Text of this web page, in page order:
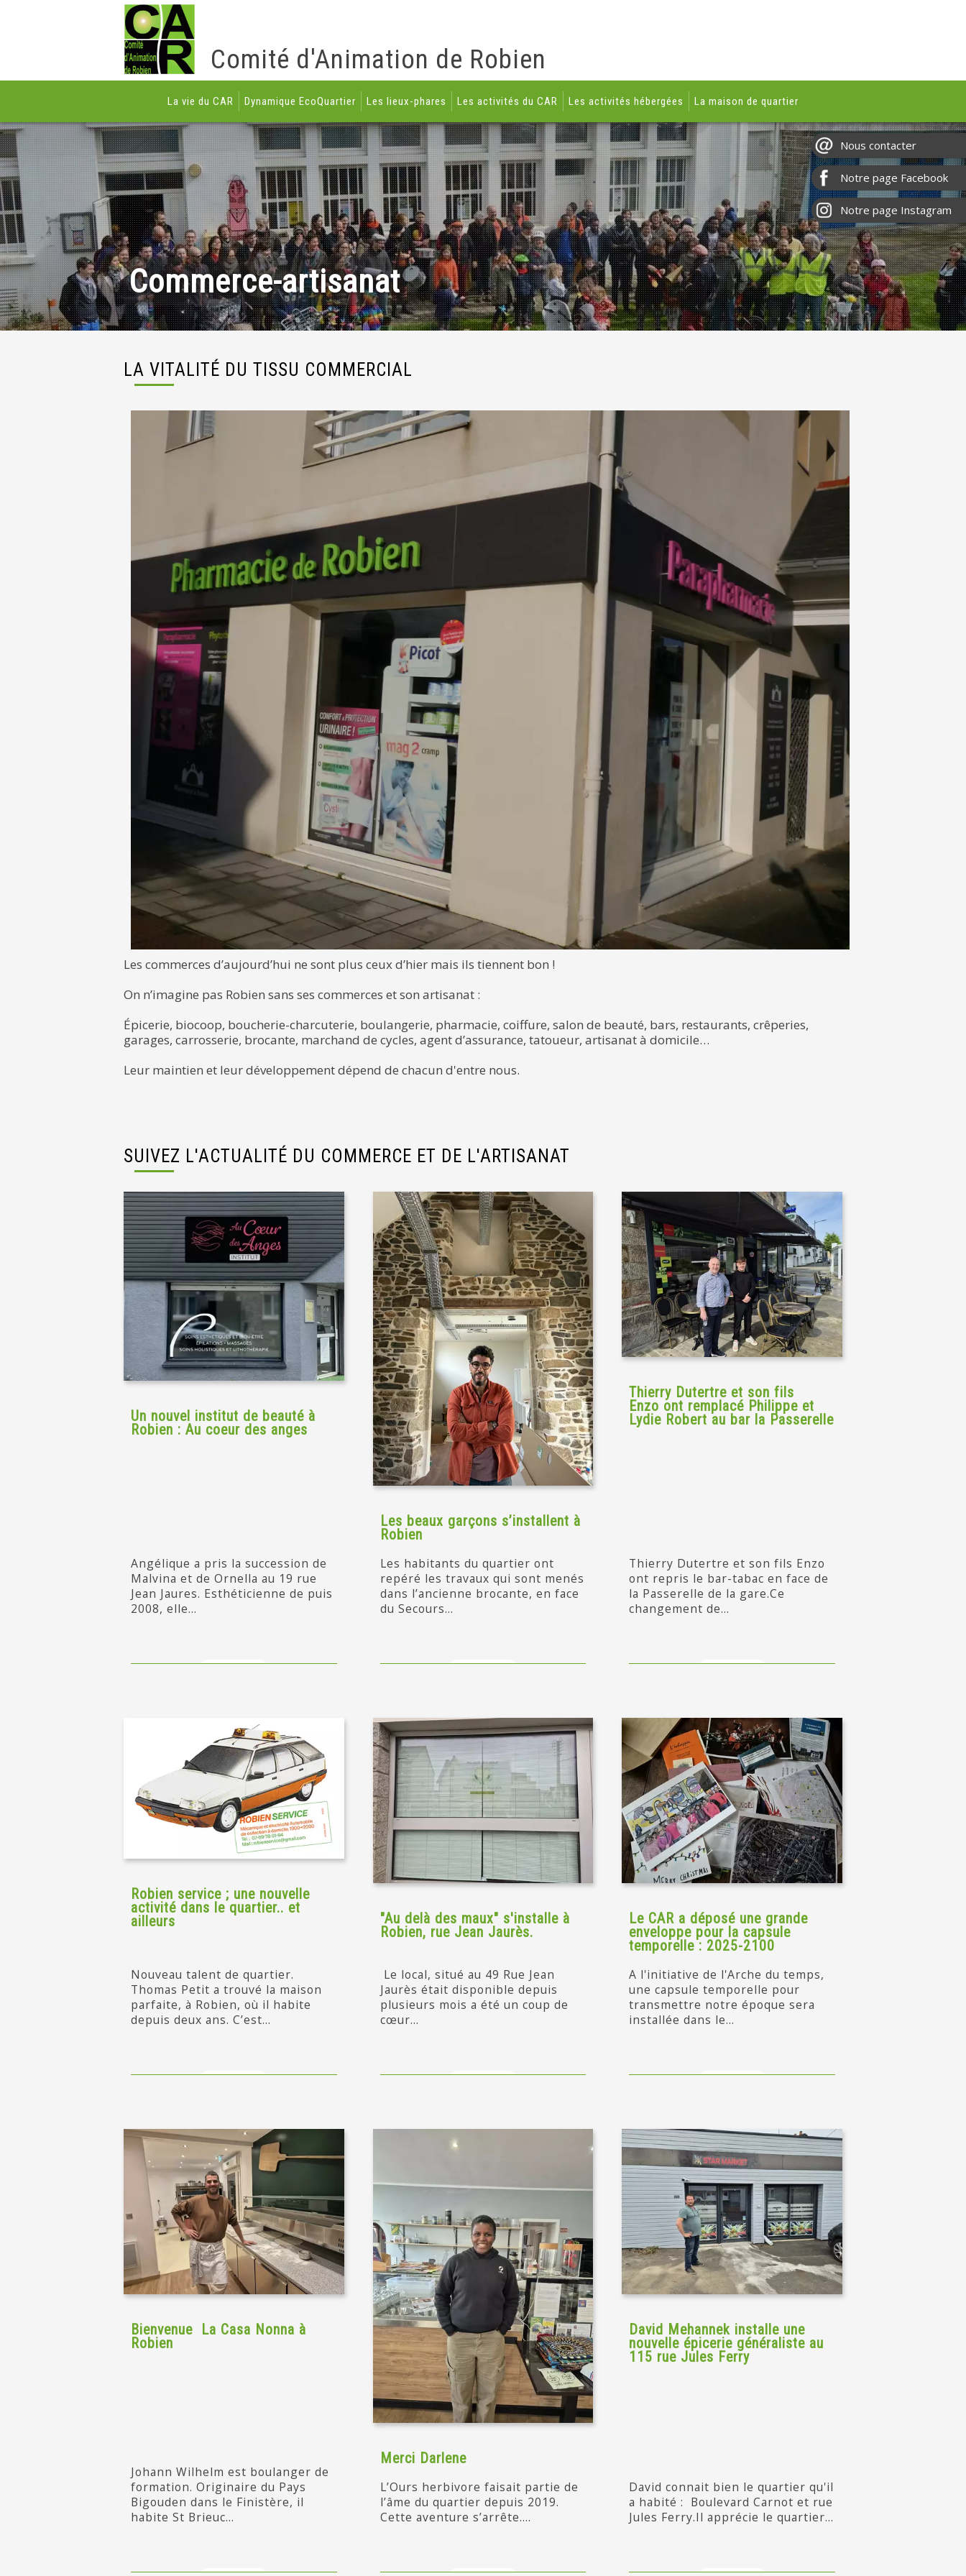
Comité d'Animation de Robien
La vie du CAR Dynamique EcoQuartier Les lieux-phares Les activités du CAR Les activités hébergées La maison de quartier
Commerce-artisanat
LA VITALITÉ DU TISSU COMMERCIAL
Les commerces d’aujourd’hui ne sont plus ceux d’hier mais ils tiennent bon !
On n’imagine pas Robien sans ses commerces et son artisanat :
Épicerie, biocoop, boucherie-charcuterie, boulangerie, pharmacie, coiffure, salon de beauté, bars, restaurants, crêperies,
garages, carrosserie, brocante, marchand de cycles, agent d’assurance, tatoueur, artisanat à domicile…
Leur maintien et leur développement dépend de chacun d'entre nous.
SUIVEZ L'ACTUALITÉ DU COMMERCE ET DE L'ARTISANAT
Un nouvel institut de beauté à
Robien : Au coeur des anges
Angélique a pris la succession de
Malvina et de Ornella au 19 rue
Jean Jaures. Esthéticienne de puis
2008, elle...
Les beaux garçons s’installent à
Robien
Les habitants du quartier ont
repéré les travaux qui sont menés
dans l’ancienne brocante, en face
du Secours...
Thierry Dutertre et son fils
Enzo ont remplacé Philippe et
Lydie Robert au bar la Passerelle
Thierry Dutertre et son fils Enzo
ont repris le bar-tabac en face de
la Passerelle de la gare.Ce
changement de...
Robien service ; une nouvelle
activité dans le quartier.. et
ailleurs
Nouveau talent de quartier.
Thomas Petit a trouvé la maison
parfaite, à Robien, où il habite
depuis deux ans. C’est...
"Au delà des maux" s'installe à
Robien, rue Jean Jaurès.
Le local, situé au 49 Rue Jean
Jaurès était disponible depuis
plusieurs mois a été un coup de
cœur...
Le CAR a déposé une grande
enveloppe pour la capsule
temporelle : 2025-2100
A l'initiative de l'Arche du temps,
une capsule temporelle pour
transmettre notre époque sera
installée dans le...
Bienvenue La Casa Nonna à
Robien
Johann Wilhelm est boulanger de
formation. Originaire du Pays
Bigouden dans le Finistère, il
habite St Brieuc...
Merci Darlene
L’Ours herbivore faisait partie de
l’âme du quartier depuis 2019.
Cette aventure s’arrête....
David Mehannek installe une
nouvelle épicerie généraliste au
115 rue Jules Ferry
David connait bien le quartier qu'il
a habité : Boulevard Carnot et rue
Jules Ferry.Il apprécie le quartier...